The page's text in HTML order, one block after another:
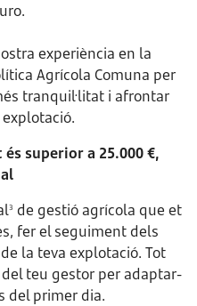
experiència en la
Agrícola Comuna per
tranquil·litat i afrontar
superior a 25.000 €,
3 de gestió agrícola que et
fer el seguiment dels
la teva explotació. Tot
teu gestor per adaptar-
del primer dia.